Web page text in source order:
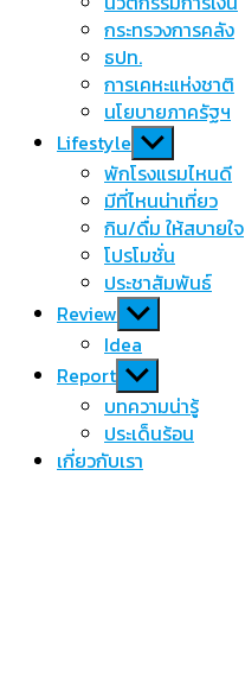
กระทรวงการคลัง
ธปท.
การเคหะแห่งชาติ
นโยบายภาครัฐฯ
Lifestyle Show
sub
menu
พักโรงแรมไหนดี
มีที่ไหนน่าเที่ยว
กิน/ดื่ม ให้สบายใจ
โปรโมชั่น
ประชาสัมพันธ์
Review Show
sub
menu
Idea
Report Show
sub
menu
บทความน่ารู้
ประเด็นร้อน
เกี่ยวกับเรา